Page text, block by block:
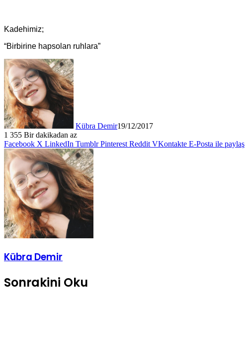
Kadehimiz;
“Birbirine hapsolan ruhlara”
Kübra Demir19/12/2017
1 355 Bir dakikadan az
Facebook X LinkedIn Tumblr Pinterest Reddit VKontakte E-Posta ile paylaş
Kübra Demir
Sonrakini Oku